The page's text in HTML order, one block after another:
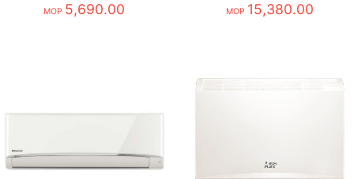
內
MOP 5,690.00
E24NK-內
MOP 15,380.00